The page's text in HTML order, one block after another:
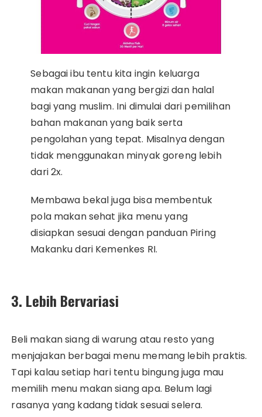
Sebagai ibu tentu kita ingin keluarga
makan makanan yang bergizi dan halal
bagi yang muslim. Ini dimulai dari pemilihan
bahan makanan yang baik serta
pengolahan yang tepat. Misalnya dengan
tidak menggunakan minyak goreng lebih
dari 2x.
Membawa bekal juga bisa membentuk
pola makan sehat jika menu yang
disiapkan sesuai dengan panduan Piring
Makanku dari Kemenkes RI.
3. Lebih Bervariasi
Beli makan siang di warung atau resto yang
menjajakan berbagai menu memang lebih praktis.
Tapi kalau setiap hari tentu bingung juga mau
memilih menu makan siang apa. Belum lagi
rasanya yang kadang tidak sesuai selera.